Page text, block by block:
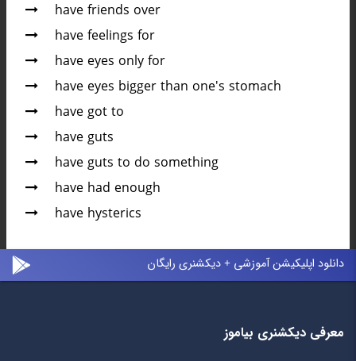
have friends over
have feelings for
have eyes only for
have eyes bigger than one's stomach
have got to
have guts
have guts to do something
have had enough
have hysterics
دانلود اپلیکیشن آموزشی + دیکشنری رایگان
معرفی دیکشنری بیاموز